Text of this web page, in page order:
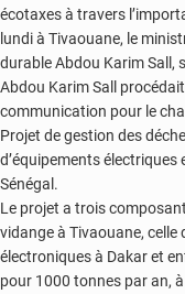
écotaxes à travers
lundi à Tivaouane, le
durable Abdou Karim Sall,
Abdou Karim Sall
communication pour le
Projet de gestion des
d’équipements
Sénégal.
Le projet a trois
vidange à Tivaouane, celle
électroniques à Dakar et
pour 1000 tonnes par an,